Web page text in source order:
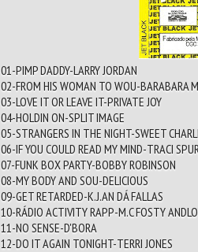
01-PIMP DADDY-LARRY JORDAN
02-FROM HIS WOMAN TO WOU-BARABARA
03-LOVE IT OR LEAVE IT-PRIVATE JOY
04-HOLDIN ON-SPLIT IMAGE
05-STRANGERS IN THE NIGHT-SWEET
06-IF YOU COULD READ MY MIND-TRACI
07-FUNK BOX PARTY-BOBBY ROBINSON
08-MY BODY AND SOU-DELICIOUS
09-GET RETARDED-K.J.AN DÁ FALLAS
10-RÁDIO ACTIVITY RAPP-M.C FOSTY
11-NO SENSE-D'BORA
12-DO IT AGAIN TONIGHT-TERRI JONES